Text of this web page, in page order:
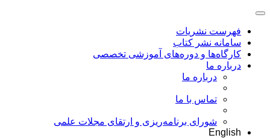
فهرست نشریات
سامانه نشر کتاب
کارگاه‌ها و دوره‌های آموزشی تخصصی
درباره ما
درباره ما
تماس با ما
شورای برنامه‌ریزی و ارتقای مجلات علمی
English